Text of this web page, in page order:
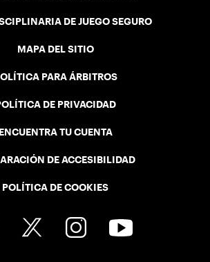
DE JUEGO SEGURO
MAPA DEL SITIO
PARA ÁRBITROS
DE PRIVACIDAD
ENCUENTRA TU CUENTA
DE ACCESIBILIDAD
POLÍTICA DE COOKIES